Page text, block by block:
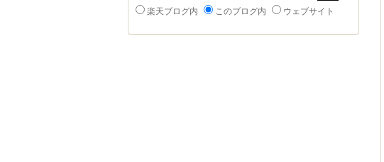
楽天ブログ内 このブログ内 ウェブサイト